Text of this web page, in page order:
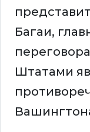
Багаи,
Штатами